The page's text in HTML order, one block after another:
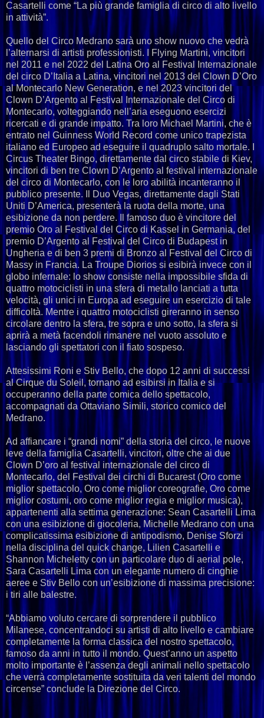
Casartelli come “La più grande famiglia di circo di alto livello
in attività”.
Quello del Circo Medrano sarà uno show nuovo che vedrà
l’alternarsi di artisti professionisti. I Flying Martini, vincitori
nel 2011 e nel 2022 del Latina Oro al Festival Internazionale
del circo D’Italia a Latina, vincitori nel 2013 del Clown D’Oro
al Montecarlo New Generation, e nel 2023 vincitori del
Clown D’Argento al Festival Internazionale del Circo di
Montecarlo, volteggiando nell’aria eseguono esercizi
ricercati e di grande impatto. Tra loro Michael Martini, che è
entrato nel Guinness World Record come unico trapezista
italiano ed Europeo ad eseguire il quadruplo salto mortale. I
Circus Theater Bingo, direttamente dal circo stabile di Kiev,
vincitori di ben tre Clown D’Argento al festival internazionale
del circo di Montecarlo, con le loro abilità incanteranno il
pubblico presente. Il Duo Vegas, direttamente dagli Stati
Uniti D’America, presenterà la ruota della morte, una
esibizione da non perdere. Il famoso duo è vincitore del
premio Oro al Festival del Circo di Kassel in Germania, del
premio D’Argento al Festival del Circo di Budapest in
Ungheria e di ben 3 premi di Bronzo al Festival del Circo di
Massy in Francia. La Troupe Diorios si esibirà invece con il
globo infernale: lo show consiste nella impossibile sfida di
quattro motociclisti in una sfera di metallo lanciati a tutta
velocità, gli unici in Europa ad eseguire un esercizio di tale
difficoltà. Mentre i quattro motociclisti gireranno in senso
circolare dentro la sfera, tre sopra e uno sotto, la sfera si
aprirà a metà facendoli rimanere nel vuoto assoluto e
lasciando gli spettatori con il fiato sospeso.
Attesissimi Roni e Stiv Bello, che dopo 12 anni di successi
al Cirque du Soleil, tornano ad esibirsi in Italia e si
occuperanno della parte comica dello spettacolo,
accompagnati da Ottaviano Simili, storico comico del
Medrano.
Ad affiancare i “grandi nomi” della storia del circo, le nuove
leve della famiglia Casartelli, vincitori, oltre che ai due
Clown D’oro al festival internazionale del circo di
Montecarlo, del Festival dei circhi di Bucarest (Oro come
miglior spettacolo, Oro come miglior coreografie, Oro come
miglior costumi, oro come miglior regia e miglior musica),
appartenenti alla settima generazione: Sean Casartelli Lima
con una esibizione di giocoleria, Michelle Medrano con una
complicatissima esibizione di antipodismo, Denise Sforzi
nella disciplina del quick change, Lilien Casartelli e
Shannon Micheletty con un particolare duo di aerial pole,
Sara Casartelli Lima con un elegante numero di cinghie
aeree e Stiv Bello con un’esibizione di massima precisione:
i tiri alle balestre.
“Abbiamo voluto cercare di sorprendere il pubblico
Milanese, concentrandoci su artisti di alto livello e cambiare
completamente la forma classica del nostro spettacolo,
famoso da anni in tutto il mondo. Quest’anno un aspetto
molto importante è l’assenza degli animali nello spettacolo
che verrà completamente sostituita da veri talenti del mondo
circense” conclude la Direzione del Circo.